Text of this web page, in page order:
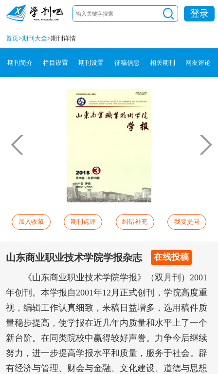
登录
首页>期刊大全>期刊详情
期刊简介 栏目设置 期刊设置 征稿信息 相关期刊 网友评论
加入收藏 期刊点评 纠错补充 我要提问
山东商业职业技术学院学报杂志 在线投稿
《山东商业职业技术学院学报》（双月刊）2001
年创刊。本学报自2001年12月正式创刊，学院高度重
视，编辑工作认真细致，来稿日益增多，选用稿件质
量稳步提高，使学报在近几年内质量和水平上了一个
新台阶。在同类院校中赢得较好声誊。力争今后继续
努力，进一步提高学报水平和质量，服务于社会。辟
有经济与管理、财会与金融、文化建设、道德与思想